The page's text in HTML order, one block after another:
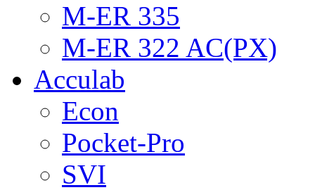
M-ER 335
M-ER 322 AC(PX)
Acculab
Econ
Pocket-Pro
SVI